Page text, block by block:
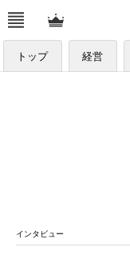
トップ 経営
インタビュー